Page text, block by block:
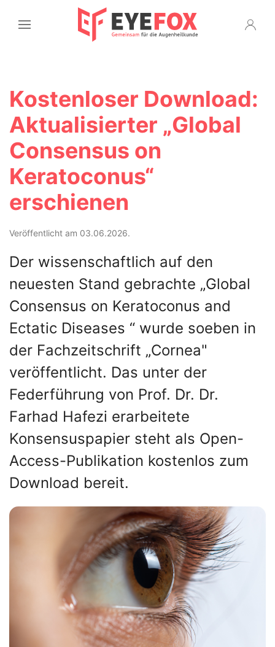
Kostenloser Download:
Aktualisierter „Global
Consensus on
Keratoconus“
erschienen
Veröffentlicht am 03.06.2026.
Der wissenschaftlich auf den
neuesten Stand gebrachte „Global
Consensus on Keratoconus and
Ectatic Diseases “ wurde soeben in
der Fachzeitschrift „Cornea"
veröffentlicht. Das unter der
Federführung von Prof. Dr. Dr.
Farhad Hafezi erarbeitete
Konsensuspapier steht als Open-
Access-Publikation kostenlos zum
Download bereit.